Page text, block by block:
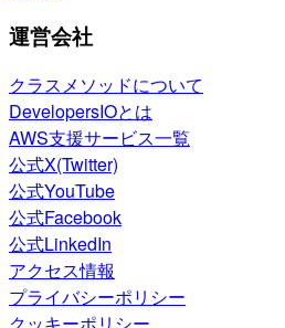
運営会社
クラスメソッドについて
DevelopersIOとは
AWS支援サービス一覧
公式X(Twitter)
公式YouTube
公式Facebook
公式LinkedIn
アクセス情報
プライバシーポリシー